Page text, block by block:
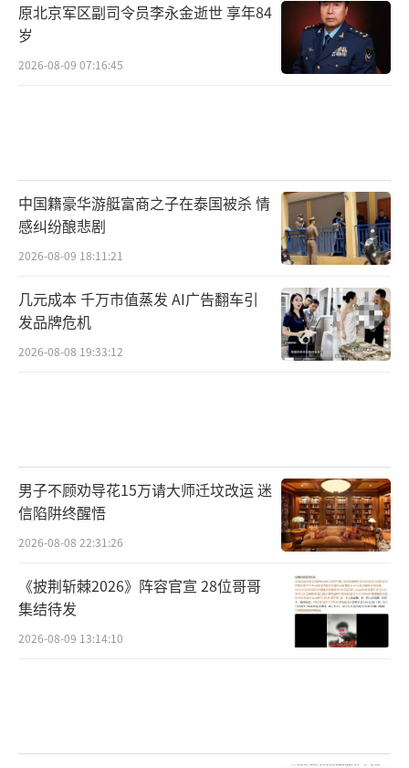
原北京军区副司令员李永金逝世 享年84
岁
2026-08-09 07:16:45
中国籍豪华游艇富商之子在泰国被杀 情
感纠纷酿悲剧
2026-08-09 18:11:21
几元成本 千万市值蒸发 AI广告翻车引
发品牌危机
2026-08-08 19:33:12
男子不顾劝导花15万请大师迁坟改运 迷
信陷阱终醒悟
2026-08-08 22:31:26
《披荆斩棘2026》阵容官宣 28位哥哥
集结待发
2026-08-09 13:14:10